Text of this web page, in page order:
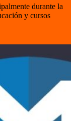
durante la
y cursos